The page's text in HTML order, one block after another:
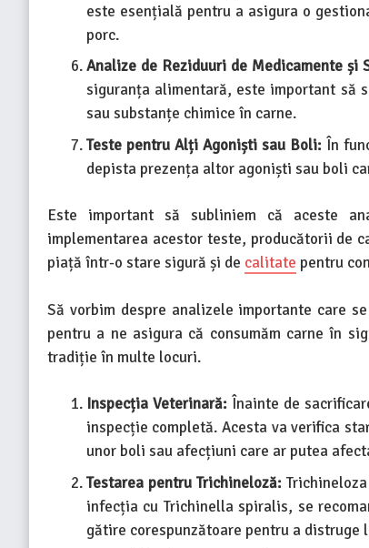
este esențială pentru a asigura o
porc.
Analize de Reziduuri de Medicamente și
siguranța alimentară, este important să
sau substanțe chimice în carne.
Teste pentru Alți Agoniști sau Boli:În
depista prezența altor agoniști sau boli
Este important să subliniem că aceste
implementarea acestor teste, producătorii de
piață într-o stare sigură și de calitate pentru
Să vorbim despre analizele importante care
pentru a ne asigura că consumăm carne în
tradiție în multe locuri.
Inspecția Veterinară:Înainte de
inspecție completă. Acesta va verifica
unor boli sau afecțiuni care ar putea
Testarea pentru Trichineloză:
infecția cu Trichinella spiralis, se
gătire corespunzătoare pentru a distruge